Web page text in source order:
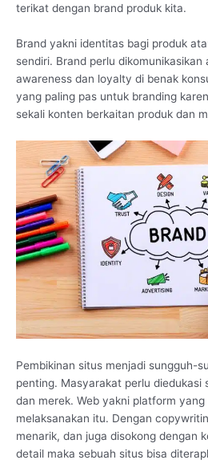
terikat dengan brand produk kita.
Brand yakni identitas bagi produk
sendiri. Brand perlu
awareness dan loyalty di benak
yang paling pas untuk branding
sekali konten berkaitan produk dan
Pembikinan situs menjadi sungguh-
penting. Masyarakat perlu diedukasi
dan merek. Web yakni platform
melaksanakan itu. Dengan
menarik, dan juga disokong dengan
detail maka sebuah situs bisa